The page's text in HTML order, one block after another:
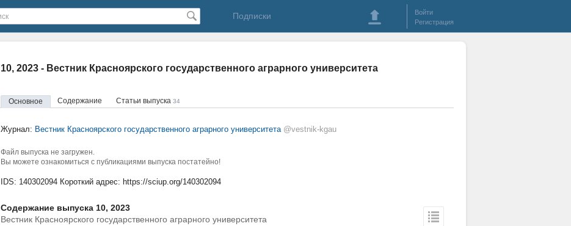
Подписки
Войти
Регистрация
10, 2023 - Вестник Красноярского государственного аграрного университета
Основное Содержание Статьи выпуска 34
Журнал: Вестник Красноярского государственного аграрного университета @vestnik-kgau
Файл выпуска не загружен.
Вы можете ознакомиться с публикациями выпуска постатейно!
IDS: 140302094 Короткий адрес: https://sciup.org/140302094
Содержание выпуска 10, 2023
Вестник Красноярского государственного аграрного университета